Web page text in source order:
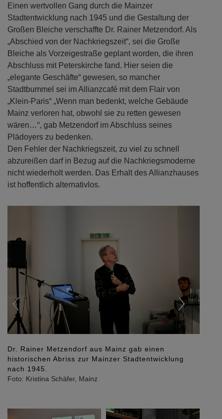
Einen wertvollen Gang durch die Mainzer
Stadtentwicklung nach 1945 und die Gestaltung der
Großen Bleiche verschaffte Dr. Rainer Metzendorf. Als
„Abschied von der Nachkriegszeit“, sei die Große
Bleiche als Vorzeigestraße geplant worden, die ihren
Abschluss mit Peterskirche fand. Hier seien die
„elegante Geschäfte“ gewesen, so mancher
Stadtbummel sei im Allianzcafé mit dem Flair von
„Klein-Paris“ „Wenn man bedenkt, welche Gebäude
Mainz verloren hat, obwohl sie zu retten gewesen
wären…“, gab Metzendorf im Abschluss seines
Plädoyers zu bedenken.
Den Fehler der Nachkriegszeit, zu viel zu schnell
abzureißen darf in Bezug auf die Nachkriegsmoderne
nicht wiederholt werden. Das Erhalt des Allianzhauses
ist hoffentlich alternativlos.
Dr. Rainer Metzendorf aus Mainz gab einen
historischen Abriss zur Mainzer Stadtentwicklung
nach 1945.
Foto: Kristina Schäfer, Mainz